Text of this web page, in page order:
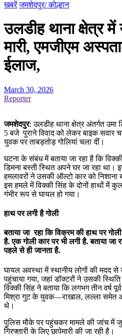
खबरें जमशेदपुर/ कोल्हान
उलडीह थाना क्षेत्र
मारी, एमजीएम
ईलाज,
March 30, 2026
Reporter
जमशेदपुर: उलडीह थाना क्षेत्र अंतर्गत उमा
5 बजे पुराने विवाद को लेकर बाइक सवार
युवक पर ताबड़तोड़ गोलियां चला दीं।
घटना के संबंध में बताया जा रहा है कि
डिमना बस्ती स्थित अपने घर जा रहा था।
हमलावरों ने उसकी ऑल्टो कार को निशाना
इस हमले में विक्की सिंह के दोनों हाथों में
गंभीर रूप से घायल हो गया।
हाथ पर लगी है गोली
बताया जा रहा कि विक्रम की हाथ पर
है. एक गोली कार पर भी लगी है. बताया जा
पहले से ही जानता है.
घायल अवस्था में स्थानीय लोगों की मदद
पहुंचाया गया, जहां डॉक्टरों ने उसकी
विक्की सिंह ने बताया कि लगभग तीन वर्ष
मिश्रा गुट के युवक—राखाल, लल्ला समेत
थे।
पुलिस मौके पर पहुंचकर मामले की जांच में
गिरफ्तारी के लिए छापेमारी की जा रही है।